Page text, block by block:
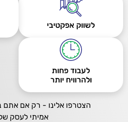
לשווק אפקטיבי
לעבוד פחות
ולהרוויח יותר
הצטרפו אלינו - רק אם אתם
אמיתי לעסק